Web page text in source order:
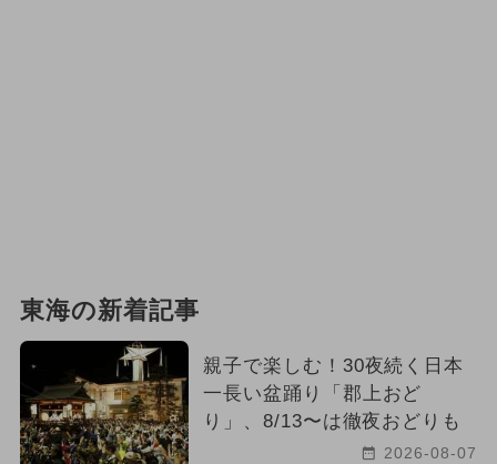
東海の新着記事
親子で楽しむ！30夜続く日本
一長い盆踊り「郡上おど
り」、8/13〜は徹夜おどりも
2026-08-07